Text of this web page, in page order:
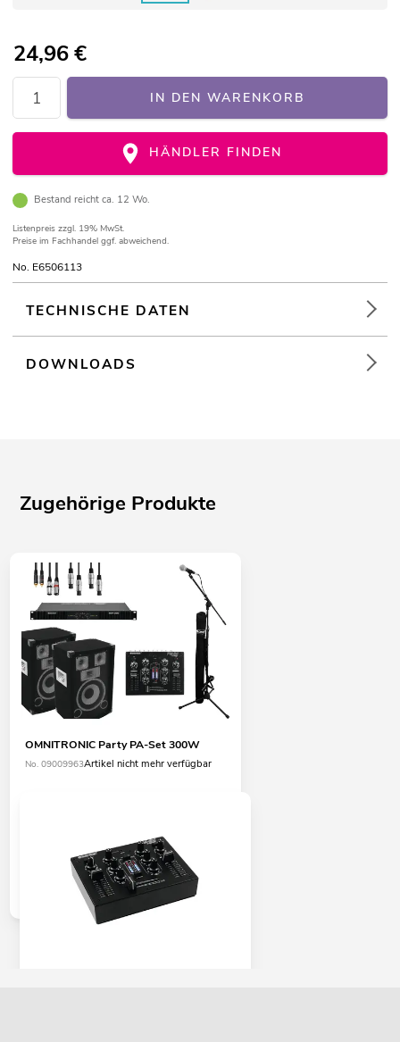
24,96€
IN DEN WARENKORB
HÄNDLER FINDEN
Bestand reicht ca. 12 Wo.
Listenpreis zzgl. 19% MwSt.
Preise im Fachhandel ggf. abweichend.
No. E6506113
TECHNISCHE DATEN
DOWNLOADS
Zugehörige Produkte
OMNITRONIC Party PA-Set 300W
No. 09009963Artikel nicht mehr verfügbar